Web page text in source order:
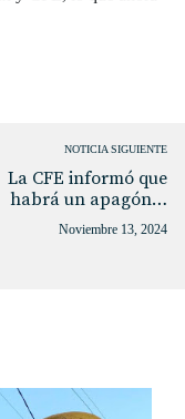
NOTICIA SIGUIENTE
La CFE informó que
habrá un apagón…
Noviembre 13, 2024